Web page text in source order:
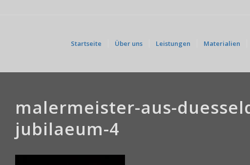
Startseite Über uns Leistungen Materialien
malermeister-aus-
jubilaeum-4